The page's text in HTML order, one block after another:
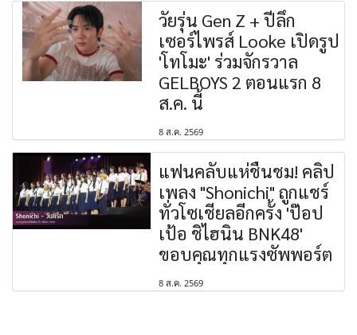
วัยรุ่น Gen Z + ปีลึก
เซอร์ไพรส์ Looke เปิดรูป
'โทโมะ' ร่วมจักรวาล
GELBOYS 2 ตอนแรก 8
ส.ค. นี้
8 ส.ค. 2569
แฟนคลับแห่ชื่นชม! คลิป
เพลง "Shonichi" ถูกแชร์
ทั่วโซเชียลอีกครั้ง 'ป๊อป
เป้อ ชิไฮนิน BNK48'
ขอบคุณทุกแรงซัพพอร์ต
8 ส.ค. 2569